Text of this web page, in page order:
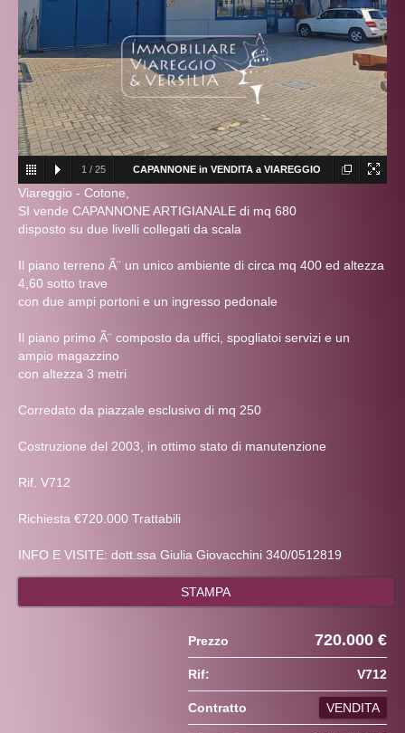
1 / 25 CAPANNONE in VENDITA a VIAREGGIO
- GENERICA
Viareggio - Cotone,
SI vende CAPANNONE ARTIGIANALE di mq 680
disposto su due livelli collegati da scala
Il piano terreno Ã¨ un unico ambiente di circa mq 400 ed altezza
4,60 sotto trave
con due ampi portoni e un ingresso pedonale
Il piano primo Ã¨ composto da uffici, spogliatoi servizi e un
ampio magazzino
con altezza 3 metri
Corredato da piazzale esclusivo di mq 250
Costruzione del 2003, in ottimo stato di manutenzione
Rif. V712
Richiesta €720.000 Trattabili
INFO E VISITE: dott.ssa Giulia Giovacchini 340/0512819
STAMPA
Prezzo 720.000 €
Rif: V712
Contratto VENDITA